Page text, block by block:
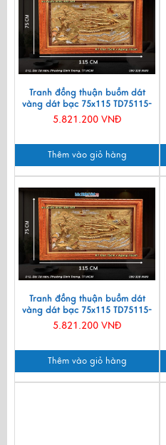
Tranh đồng thuận buồm dát
vàng dát bạc 75x115 TD75115-
9H
5.821.200 VNĐ
Thêm vào giỏ hàng
Tranh đồng thuận buồm dát
vàng dát bạc 75x115 TD75115-
9H
5.821.200 VNĐ
Thêm vào giỏ hàng